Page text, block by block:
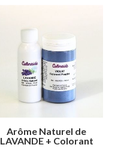
Arôme Naturel de
LAVANDE + Colorant